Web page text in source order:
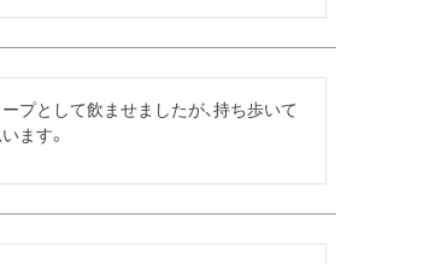
プとして飲ませましたが、持ち歩いて
ます。